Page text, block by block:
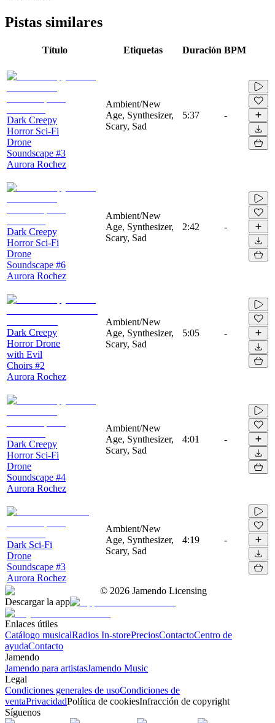
Pistas similares
Título Etiquetas Duración BPM
Dark Creepy
Horror Sci-Fi
Drone
Soundscape #3
Aurora Rochez
Ambient/New
Age, Synthesizer,
Scary, Sad
5:37 -
Dark Creepy
Horror Sci-Fi
Drone
Soundscape #6
Aurora Rochez
Ambient/New
Age, Synthesizer,
Scary, Sad
2:42 -
Dark Creepy
Horror Drone
with Evil
Choirs #2
Aurora Rochez
Ambient/New
Age, Synthesizer,
Scary, Sad
5:05 -
Dark Creepy
Horror Sci-Fi
Drone
Soundscape #4
Aurora Rochez
Ambient/New
Age, Synthesizer,
Scary, Sad
4:01 -
Dark Sci-Fi
Drone
Soundscape #3
Aurora Rochez
Ambient/New
Age, Synthesizer,
Scary, Sad
4:19 -
© 2026 Jamendo Licensing
Descargar la app
Enlaces útiles
Catálogo musicalRadios In-storePreciosContactoCentro de
ayudaContacto
Jamendo
Jamendo para artistasJamendo Music
Legal
Condiciones generales de usoCondiciones de
ventaPrivacidadPolítica de cookiesInfracción de copyright
Síguenos